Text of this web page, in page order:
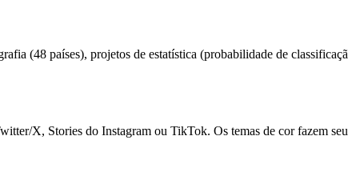
(48 países), projetos de estatística (probabilidade de
X, Stories do Instagram ou TikTok. Os temas de cor fazem